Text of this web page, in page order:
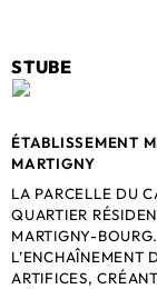
STUBE
ÉTABLISSEMENT
MARTIGNY
LA PARCELLE DU
QUARTIER
MARTIGNY-
L’ENCHAÎNEMENT
ARTIFICES,